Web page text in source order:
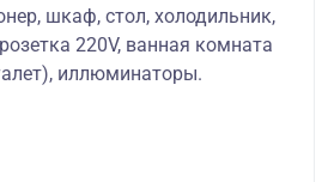
шкаф, стол, холодильник,
220V, ванная комната
иллюминаторы.